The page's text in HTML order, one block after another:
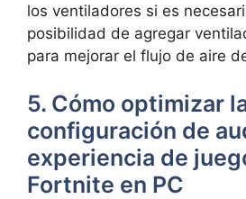
los ventiladores si es
posibilidad de agregar
para mejorar el flujo de aire
5. Cómo optimizar
configuración de
experiencia de
Fortnite en PC